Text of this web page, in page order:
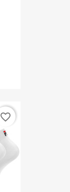
favorite_border